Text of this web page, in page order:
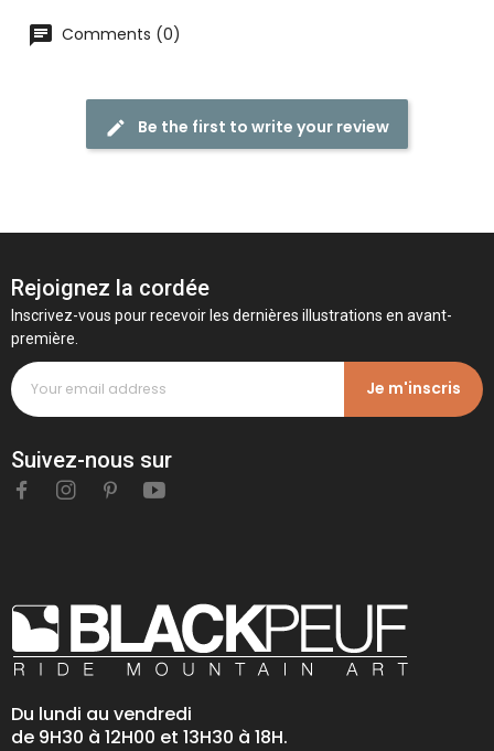
Comments (0)
Be the first to write your review
Rejoignez la cordée
Inscrivez-vous pour recevoir les dernières illustrations en avant-
première.
Je m'inscris
Suivez-nous sur
Du lundi au vendredi
de 9H30 à 12H00 et 13H30 à 18H.